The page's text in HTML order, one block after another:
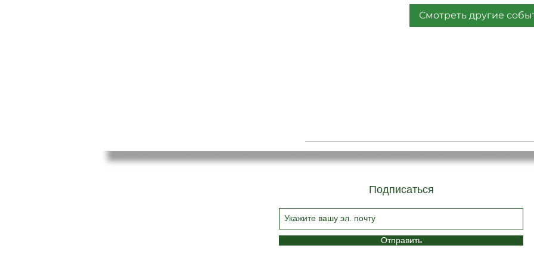
Смотреть другие
Подписаться
Отправить